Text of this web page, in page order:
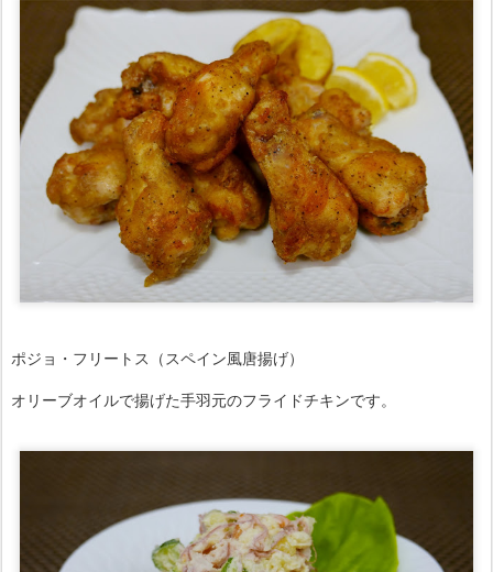
ポジョ・フリートス（スペイン風唐揚げ）
オリーブオイルで揚げた手羽元のフライドチキンです。